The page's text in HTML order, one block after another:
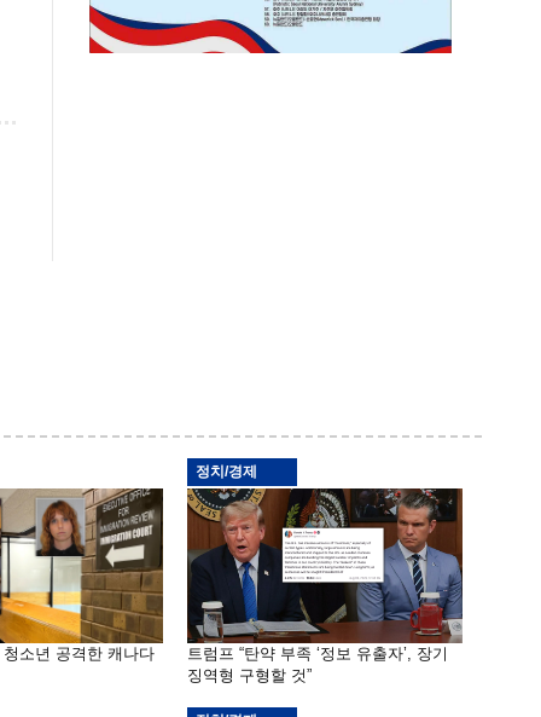
청소년 공격한 캐나다
정치/경제
트럼프 “탄약 부족 ‘정보 유출자’, 장기
징역형 구형할 것”